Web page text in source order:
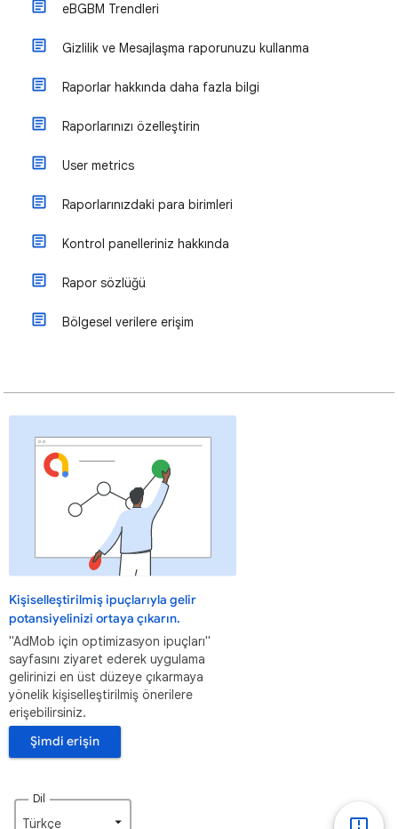
eBGBM Trendleri
Gizlilik ve Mesajlaşma raporunuzu kullanma
Raporlar hakkında daha fazla bilgi
Raporlarınızı özelleştirin
User metrics
Raporlarınızdaki para birimleri
Kontrol panelleriniz hakkında
Rapor sözlüğü
Bölgesel verilere erişim
Kişiselleştirilmiş ipuçlarıyla gelir
potansiyelinizi ortaya çıkarın.
"AdMob için optimizasyon ipuçları"
sayfasını ziyaret ederek uygulama
gelirinizi en üst düzeye çıkarmaya
yönelik kişiselleştirilmiş önerilere
erişebilirsiniz.
Şimdi erişin
Dil
Türkçe‎